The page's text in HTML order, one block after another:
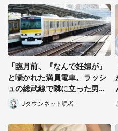
「臨月前、『なんで妊婦が』
と囁かれた満員電車。ラッシ
ュの総武線で隣に立った男性
客に...」（東京都・40代女
性）
Jタウンネット読者